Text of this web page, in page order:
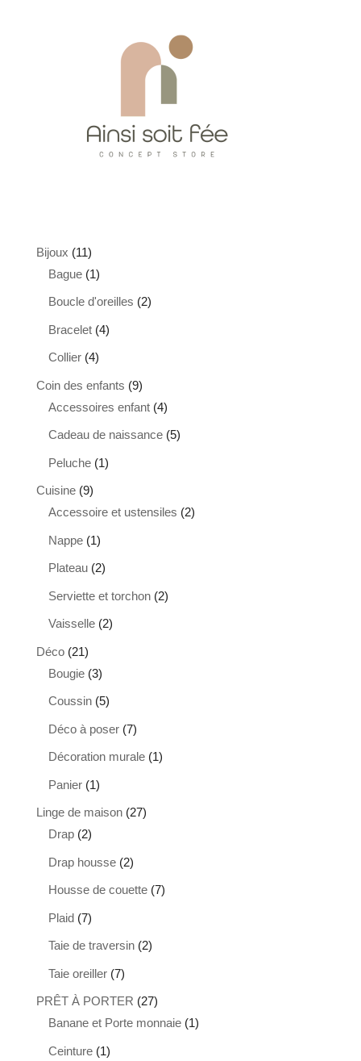
page
Bijoux 1111
produits
Bague 11
produit
Boucle d'oreilles 22
Bracelet 44
Collier 44
produits
Coin des enfants 99
produits
Accessoires enfant 44
produits
Cadeau de naissance 55
Peluche 11
Cuisine 99
produits
Accessoire et ustensiles 22
Nappe 11
produit
Plateau 22
produits
Serviette et torchon 22
Vaisselle 22
Déco 2121
produits
Bougie 33
produits
Coussin 55
produits
Déco à poser 77
produits
Décoration murale 11
Panier 11
produit
Linge de maison 2727
Drap 22
produits
Drap housse 22
produits
Housse de couette 77
Plaid 77
produits
Taie de traversin 22
Taie oreiller 77
produits
PRÊT À PORTER 2727
produits
Banane et Porte monnaie 11
Ceinture 11